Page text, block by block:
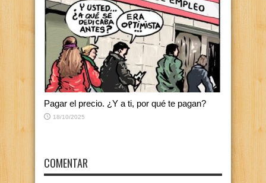
Pagar el precio. ¿Y a ti, por qué te pagan?
18/10/2025
COMENTAR